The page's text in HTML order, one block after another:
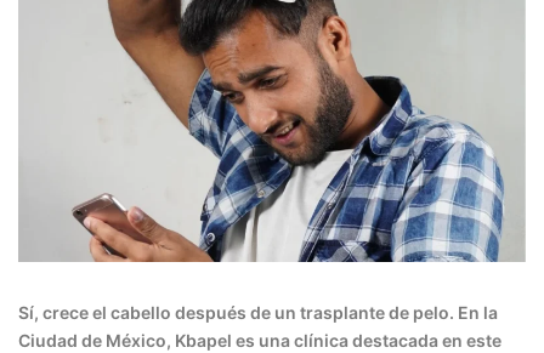
Sí, crece el cabello después de un trasplante de pelo. En la
Ciudad de México, Kbapel es una clínica destacada en este